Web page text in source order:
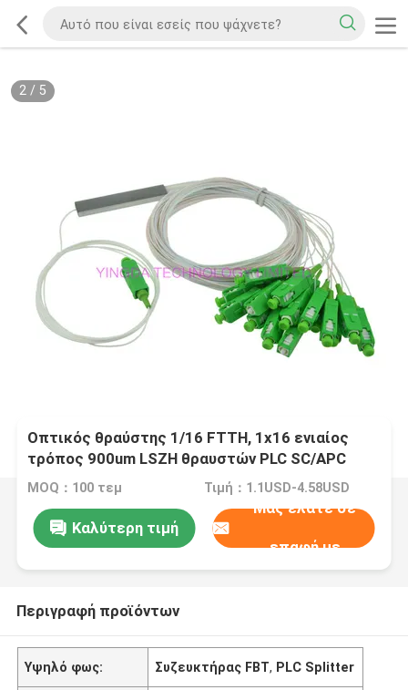
2/ 5
Οπτικός θραύστης 1/16 FTTH, 1x16 ενιαίος
τρόπος 900um LSZH θραυστών PLC SC/APC
Blockless
MOQ：100 τεμ Τιμή：1.1USD-4.58USD
Καλύτερη τιμή
Μας ελάτε σε
επαφή με
Περιγραφή προϊόντων
Υψηλό φως: Συζευκτήρας FBT, PLC Splitter